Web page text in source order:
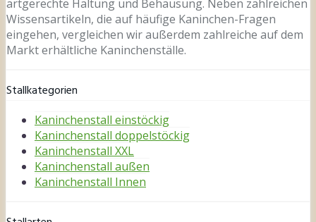
artgerechte Haltung und Behausung. Neben zahlreichen
Wissensartikeln, die auf häufige Kaninchen-Fragen
eingehen, vergleichen wir außerdem zahlreiche auf dem
Markt erhältliche Kaninchenställe.
Stallkategorien
Kaninchenstall einstöckig
Kaninchenstall doppelstöckig
Kaninchenstall XXL
Kaninchenstall außen
Kaninchenstall Innen